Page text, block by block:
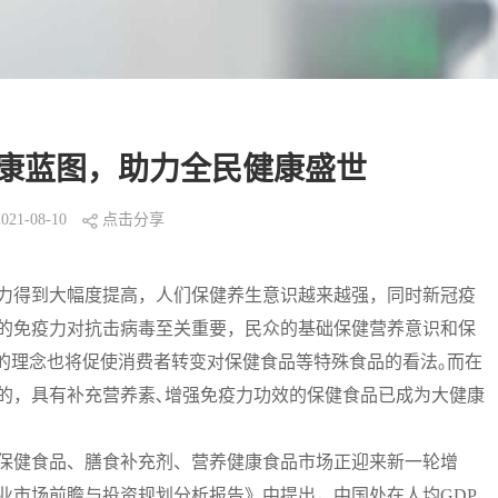
蓝图，助力全民健康盛世
08-10 点击分享
到大幅度提高，人们保健养生意识越来越强，同时新冠疫
免疫力对抗击病毒至关重要，民众的基础保健营养意识和保
理念也将促使消费者转变对保健食品等特殊食品的看法｡而在
，具有补充营养素､增强免疫力功效的保健食品已成为大健康
食品、膳食补充剂、营养健康食品市场正迎来新一轮增